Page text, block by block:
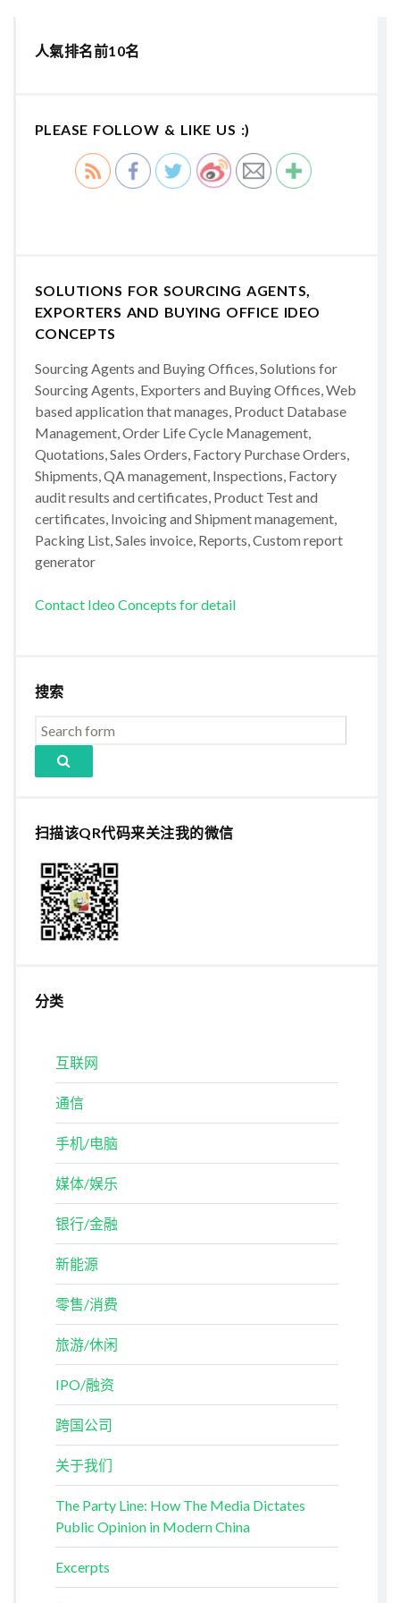
人氣排名前10名
PLEASE FOLLOW & LIKE US :)
SOLUTIONS FOR SOURCING AGENTS,
EXPORTERS AND BUYING OFFICE IDEO
CONCEPTS
Sourcing Agents and Buying Offices, Solutions for
Sourcing Agents, Exporters and Buying Offices, Web
based application that manages, Product Database
Management, Order Life Cycle Management,
Quotations, Sales Orders, Factory Purchase Orders,
Shipments, QA management, Inspections, Factory
audit results and certificates, Product Test and
certificates, Invoicing and Shipment management,
Packing List, Sales invoice, Reports, Custom report
generator
Contact Ideo Concepts for detail
搜索
扫描该QR代码来关注我的微信
分类
互联网
通信
手机/电脑
媒体/娱乐
银行/金融
新能源
零售/消费
旅游/休闲
IPO/融资
跨国公司
关于我们
The Party Line: How The Media Dictates
Public Opinion in Modern China
Excerpts